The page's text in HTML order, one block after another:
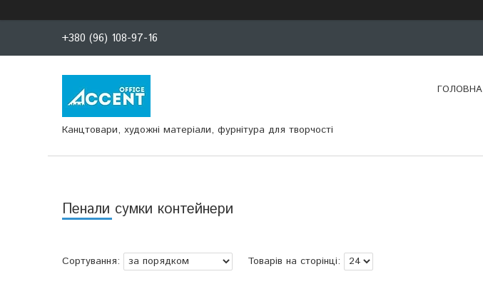
+380 (96) 108-97-16
Канцтовари, художні матеріали, фурнітура для творчості
ГОЛОВНА
Пенали сумки контейнери